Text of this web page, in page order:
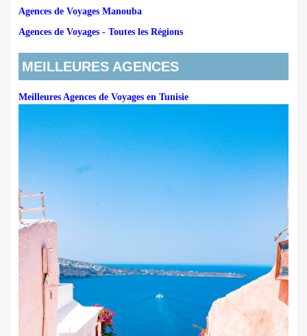
Agences de Voyages Manouba
Agences de Voyages - Toutes les Régions
MEILLEURES AGENCES
Meilleures Agences de Voyages en Tunisie